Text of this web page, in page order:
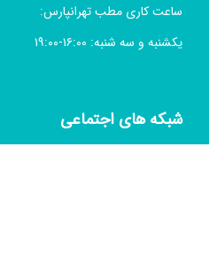
ساعت کاری مطب تهرانپارس:
یکشنبه و سه شنبه: ۱۶:۰۰-۱۹:۰۰
شبکه های اجتماعی